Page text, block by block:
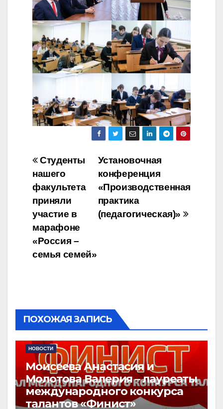
Навигация
по
записям
Установочная
конференция
«Производственная
практика
(педагогическая)»
Студенты
нашего
факультета
приняли
участие в
марафоне
«Россия –
семья семей»
ПОХОЖАЯ ЗАПИСЬ
НОВОСТИ
Моисеева Анастасия и
Молотова Валерия – лауреаты
международного конкурса
талантов «Финист»